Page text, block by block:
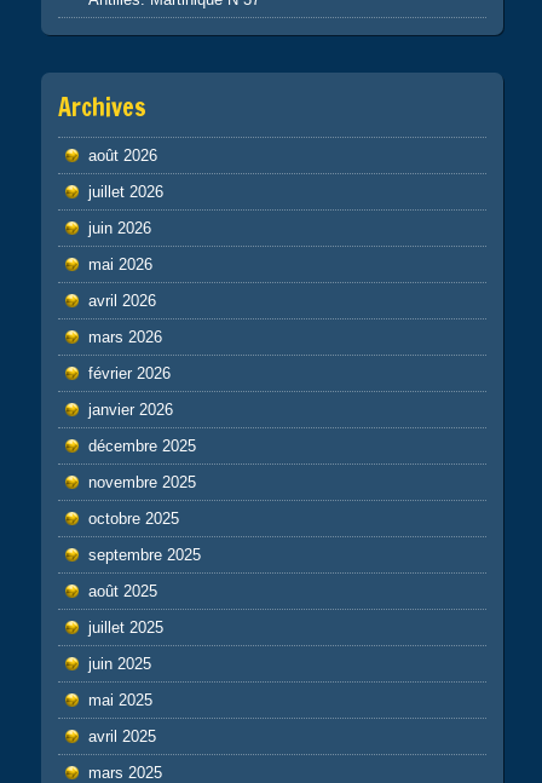
Archives
août 2026
juillet 2026
juin 2026
mai 2026
avril 2026
mars 2026
février 2026
janvier 2026
décembre 2025
novembre 2025
octobre 2025
septembre 2025
août 2025
juillet 2025
juin 2025
mai 2025
avril 2025
mars 2025